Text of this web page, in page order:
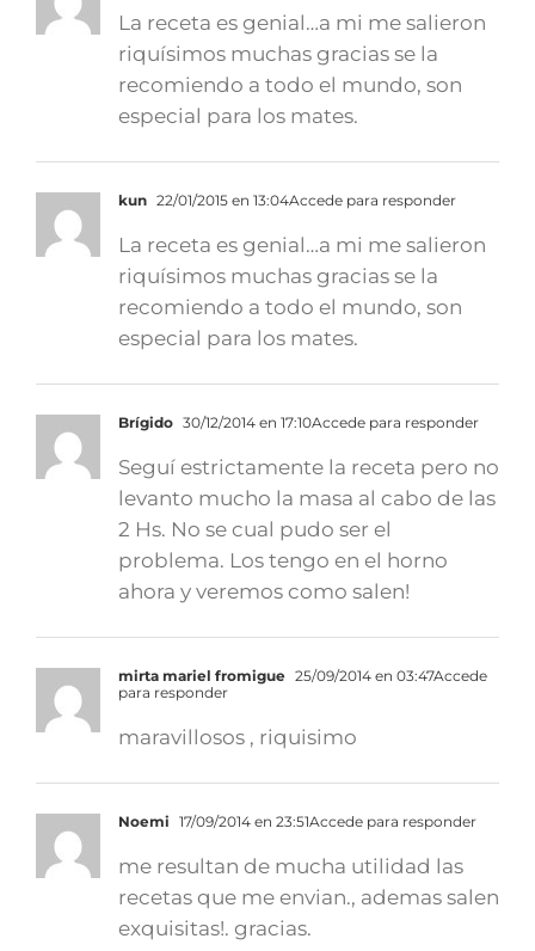
La receta es genial…a mi me salieron
riquísimos muchas gracias se la
recomiendo a todo el mundo, son
especial para los mates.
kun 22/01/2015 en 13:04Accede para responder
La receta es genial…a mi me salieron
riquísimos muchas gracias se la
recomiendo a todo el mundo, son
especial para los mates.
Brígido 30/12/2014 en 17:10Accede para responder
Seguí estrictamente la receta pero no
levanto mucho la masa al cabo de las
2 Hs. No se cual pudo ser el
problema. Los tengo en el horno
ahora y veremos como salen!
mirta mariel fromigue 25/09/2014 en 03:47Accede
para responder
maravillosos , riquisimo
Noemi 17/09/2014 en 23:51Accede para responder
me resultan de mucha utilidad las
recetas que me envian., ademas salen
exquisitas!. gracias.